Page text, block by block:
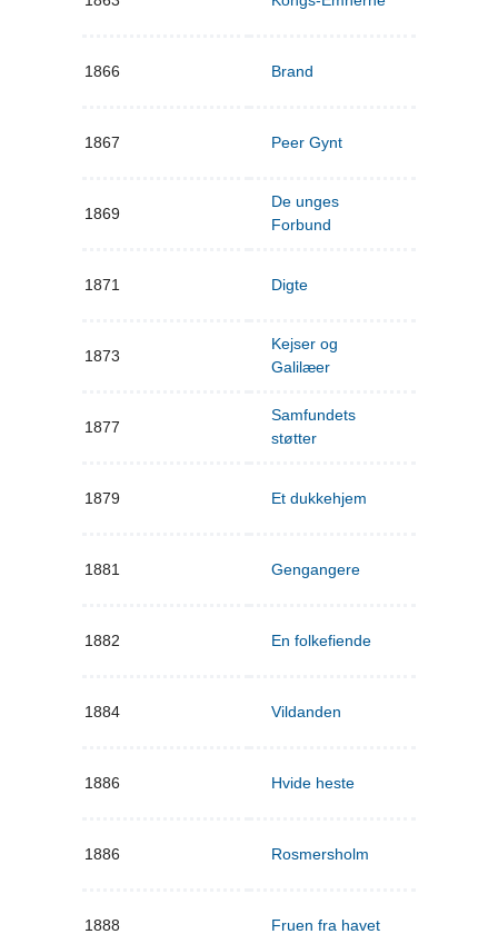
1866 Brand
1867 Peer Gynt
1869
De unges
Forbund
1871 Digte
1873
Kejser og
Galilæer
1877
Samfundets
støtter
1879 Et dukkehjem
1881 Gengangere
1882 En folkefiende
1884 Vildanden
1886 Hvide heste
1886 Rosmersholm
1888 Fruen fra havet